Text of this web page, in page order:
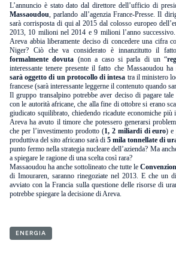
L’annuncio è stato dato dal direttore dell’ufficio di
Massaoudou, parlando all’agenzia France-Presse. Il
sarà corrisposta di qui al 2015 dal colosso europeo
2013, 10 milioni nel 2014 e 9 milioni l’anno
Areva abbia liberamente deciso di concedere una cifra
Niger? Ciò che va considerato è innanzitutto il
formalmente dovuta (non a caso si parla di un “
interessante tenere presente il fatto che Massaoudou ha
sarà oggetto di un protocollo di intesa tra il ministero
francese (sarà interessante leggerne il contenuto quando
Il gruppo transalpino potrebbe aver deciso di pagare
con le autorità africane, che alla fine di ottobre si erano
giudicato squilibrato, chiedendo ricadute economiche
Areva ha avuto il timore che potessero generarsi
che per l’investimento prodotto (1, 2 miliardi di euro) e
produttiva del sito africano sarà di 5 mila tonnellate di
punto fermo nella strategia nucleare dell’azienda? Ma
a spiegare le ragione di una scelta così rara?
Massaoudou ha anche sottolineato che tutte le
di Imouraren, saranno rinegoziate nel 2013. E che un
avviato con la Francia sulla questione delle risorse di
potrebbe spiegare la decisione di Areva.
ENERGIA